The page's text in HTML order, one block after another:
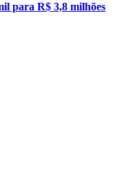
para R$ 3,8 milhões